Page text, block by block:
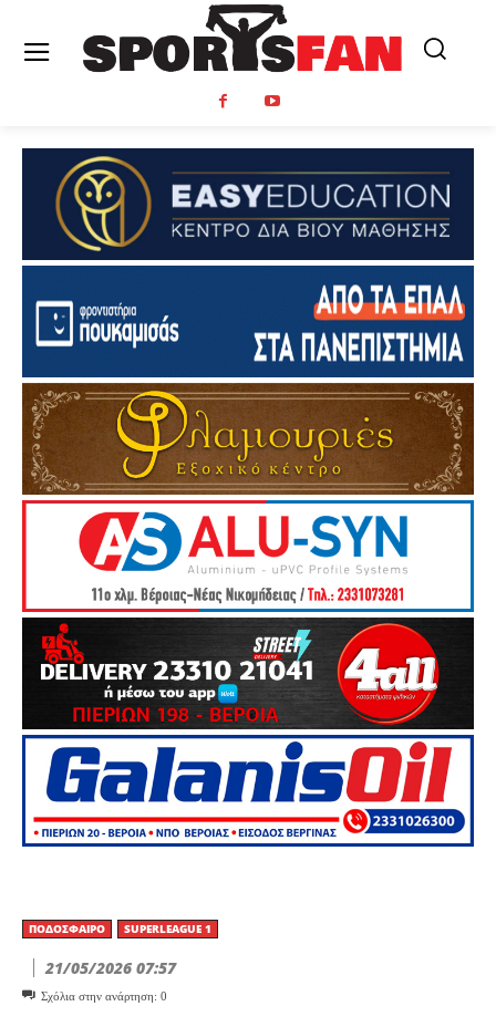
ΠΟΔΌΣΦΑΙΡΟ SUPERLEAGUE 1
21/05/2026 07:57
Σχόλια στην ανάρτηση: 0